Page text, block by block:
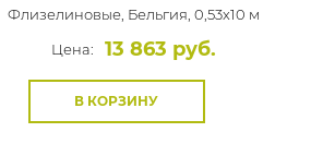
Флизелиновые, Бельгия, 0,53x10 м
Цена:
13 863 руб.
В КОРЗИНУ